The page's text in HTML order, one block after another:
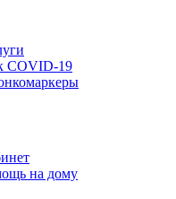
COVID-19
на дому